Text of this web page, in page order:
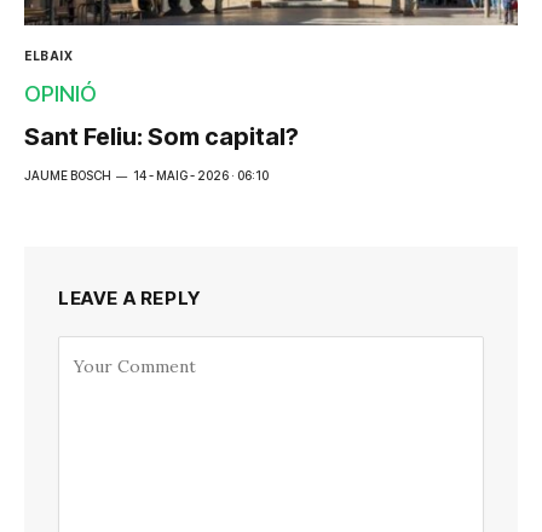
ELBAIX
OPINIÓ
Sant Feliu: Som capital?
JAUME BOSCH 14 - MAIG - 2026 · 06:10
LEAVE A REPLY